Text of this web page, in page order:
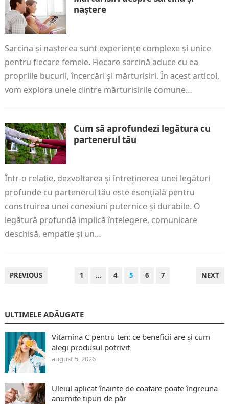
naștere
Sarcina și nașterea sunt experiențe complexe și unice
pentru fiecare femeie. Fiecare sarcină aduce cu ea
propriile bucurii, încercări și mărturisiri. În acest articol,
vom explora unele dintre mărturisirile comune…
Cum să aprofundezi legătura cu
partenerul tău
Într-o relație, dezvoltarea și întreținerea unei legături
profunde cu partenerul tău este esențială pentru
construirea unei conexiuni puternice și durabile. O
legătură profundă implică înțelegere, comunicare
deschisă, empatie și un…
PAGINAȚIE
PREVIOUS 1 … 4 5 6 7 NEXT
ULTIMELE ADĂUGATE
Vitamina C pentru ten: ce beneficii are și cum
alegi produsul potrivit
august 5, 2026
Uleiul aplicat înainte de coafare poate îngreuna
anumite tipuri de păr